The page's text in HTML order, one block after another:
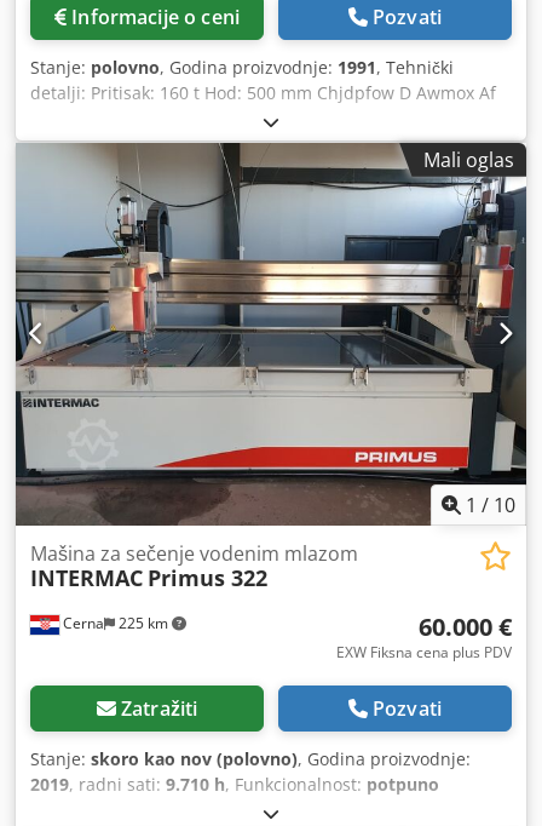
Informacije o ceni Pozvati
Stanje: polovno, Godina proizvodnje: 1991, Tehnički
detalji: Pritisak: 160 t Hod: 500 mm Chjdpfow D Awmox Af
Roa Izvang: 360 mm Maks. hod klipa: 500 mm Rastojanje
sto/klip: 800 mm Prirubnica na stolu: 1250 x 630 x 100 mm
Prolazne rupe na stolu: 4x D=62 mm Brzina klipa unapred:
200 m/s Brzina povratka klipa: 125 m/s Površina klipa: 450
x 850 mm Rupa za zatik u klipu: 49 mm Visina iznad poda:
810 mm Ukupna potrebna snaga: 17 kW Težina mašine
cca.: 7200 kg Dimenzije mašine cca. DxŠxV: 2,1 x 1,4 x 3,4
m
Mali oglas
1 / 10
Cerna 225 km
Mašina za sečenje vodenim mlazom
INTERMAC Primus 322
60.000 €
EXW Fiksna cena plus PDV
Zatražiti Pozvati
Stanje: skoro kao nov (polovno), Godina proizvodnje:
2019, radni sati: 9.710 h, Funkcionalnost: potpuno
, Na prodaju je Intermac Primus 322 stroj za